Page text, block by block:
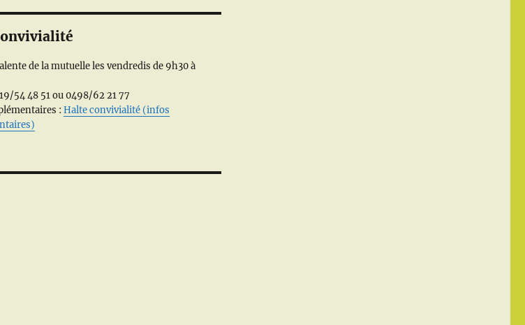
de la mutuelle les vendredis de 9h30 à
54 48 51 ou 0498/62 21 77
:Halte convivialité (infos